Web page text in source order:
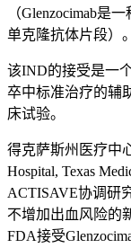
（Glenzocimab是
单克隆抗体片段）。
该IND的接受是一
卒中标准治疗的辅
床试验。
得克萨斯州医疗中
Hospital, Texas
ACTISAVE协调研
不增加出血风险的
FDA接受